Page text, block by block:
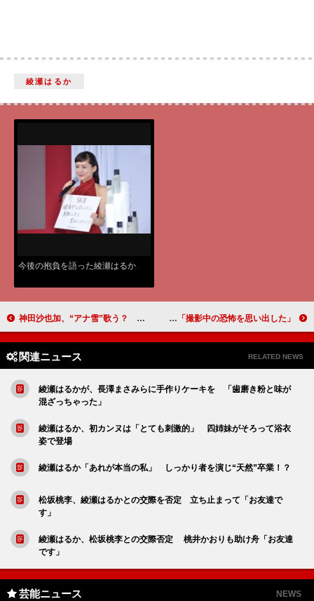
綾瀬はるか
今後の抱負を語った綾瀬はるか
神田沙也加、“アナ雪”歌う？ には「ノーコメント」 「表参道高校合唱部！」で副顧問役 トリンドルらが女子高生１００人と〝鬼ごっこ” 「撮影中の恐怖を思い出した」
関連ニュース RELATED NEWS
綾瀬はるかが、長澤まさみらに手作りケーキを 「歯磨き粉と味が
混ざっちゃった」
綾瀬はるか、初カンヌは「とても刺激的」 四姉妹がそろって浴衣
姿で登場
綾瀬はるか「あれが本当の私」 しっかり者を演じ“天然”卒業！？
松坂桃李、綾瀬はるかとの交際を否定 立ち止まって「お友達で
す」
綾瀬はるか、松坂桃李との交際否定 桃井かおりも助け舟「お友達
です」
芸能ニュース NEWS